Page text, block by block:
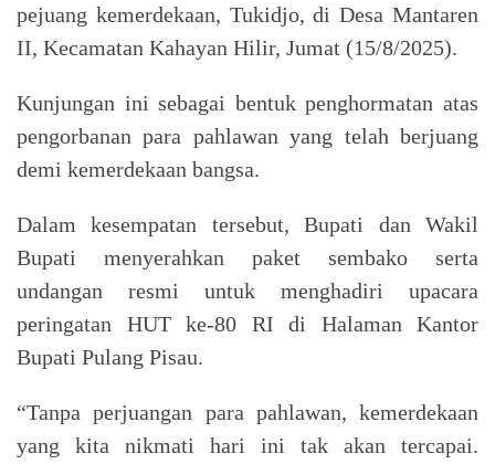
pejuang kemerdekaan, Tukidjo, di Desa Mantaren
II, Kecamatan Kahayan Hilir, Jumat (15/8/2025).
Kunjungan ini sebagai bentuk penghormatan atas
pengorbanan para pahlawan yang telah berjuang
demi kemerdekaan bangsa.
Dalam kesempatan tersebut, Bupati dan Wakil
Bupati menyerahkan paket sembako serta
undangan resmi untuk menghadiri upacara
peringatan HUT ke-80 RI di Halaman Kantor
Bupati Pulang Pisau.
“Tanpa perjuangan para pahlawan, kemerdekaan
yang kita nikmati hari ini tak akan tercapai.